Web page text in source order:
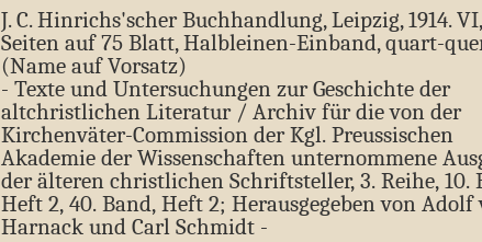
J. C. Hinrichs'scher Buchhandlung, Leipzig, 1914.
Seiten auf 75 Blatt, Halbleinen-Einband, quart-
(Name auf Vorsatz)
- Texte und Untersuchungen zur Geschichte der
altchristlichen Literatur / Archiv für die von der
Kirchenväter-Commission der Kgl. Preussischen
Akademie der Wissenschaften unternommene
der älteren christlichen Schriftsteller,­ 3. Reihe,­ 10.
Heft 2,­ 40. Band,­ Heft 2; Herausgegeben von Adolf
Harnack und Carl Schmidt -